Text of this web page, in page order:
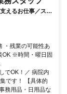
えるお仕事／スタ
・残業の可能性あ
OK ※時間・曜日固
でOK！／ 病院内
です！ 【具体的
務用品・日用品な